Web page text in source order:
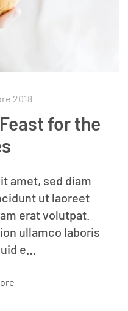
2018
for the
amet, sed diam
ut laoreet
erat volutpat.
ullamco laboris
e…